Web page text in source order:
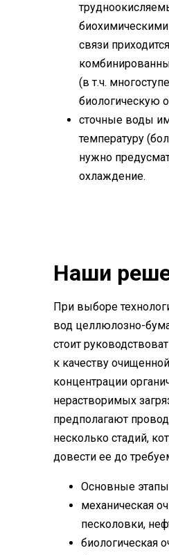
связи
(в т.ч.
биологическую
сточные воды
температуру
нужно
охлаждение.
Наши
При выборе
вод целлюлозно-
стоит
к качеству
концентрации
нерастворимых
предполагают
несколько стадий,
довести ее до
Основные этапы
механическая
песколовки,
биологическая